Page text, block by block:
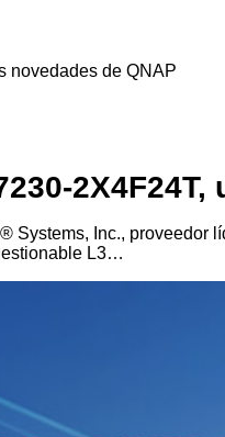
novedades de QNAP
Systems, Inc.,
L3…